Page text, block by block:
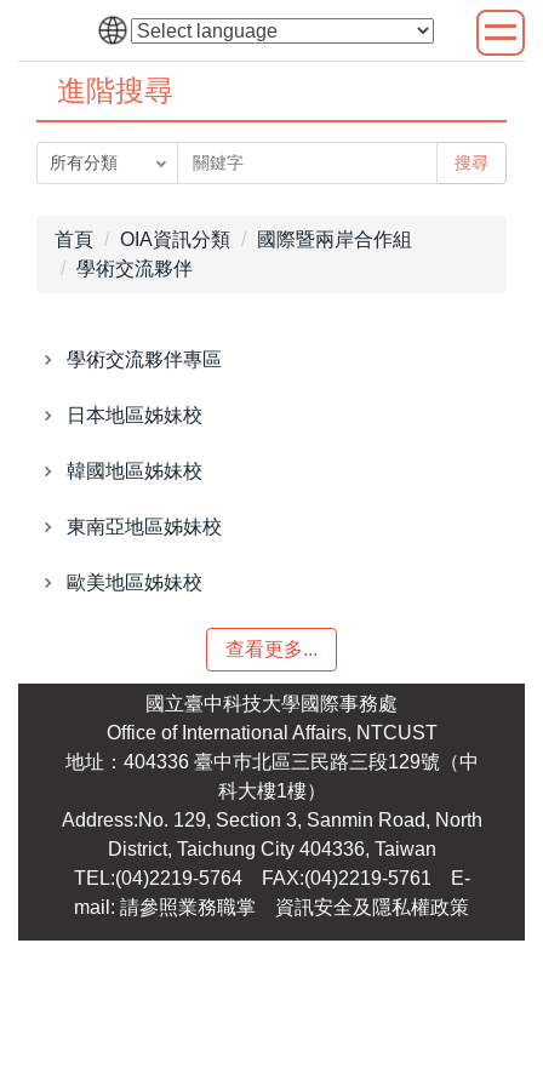
進階搜尋
搜尋
首頁 OIA資訊分類
國際暨兩岸合作組
學術交流夥伴
學術交流夥伴專區
日本地區姊妹校
韓國地區姊妹校
東南亞地區姊妹校
歐美地區姊妹校
查看更多...
國立臺中科技大學國際事務處
Office of International Affairs, NTCUST
地址：404336 臺中巿北區三民路三段129號（中
科大樓1樓）
Address:No. 129, Section 3, Sanmin Road, North
District, Taichung City 404336, Taiwan
TEL:(04)2219-5764 FAX:(04)2219-5761
E-
mail: 請參照業務職掌
資訊安全及隱私權政策